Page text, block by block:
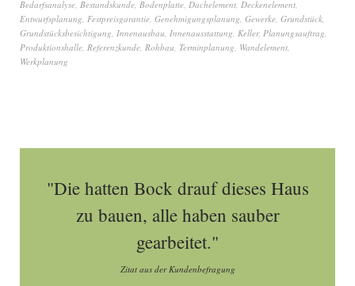
Bedarfsanalyse Bestandskunde Bodenplatte Dachelement Deckenelement
Entwurfsplanung Festpreisgarantie Genehmigungsplanung Gewerke Grundstück
Grundstücksbesichtigung Innenausbau Innenausstattung Keller, Planungsauftrag
Produktionshalle Referenzkunde Rohbau Terminplanung Wandelement
Werkplanung
"Die hatten Bock drauf dieses Haus
zu bauen, alle haben sauber
gearbeitet."
Zitat aus der Kundenbefragung